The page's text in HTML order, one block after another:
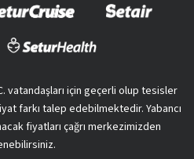
vatandaşları için geçerli olup tesisler
farkı talep edebilmektedir. Yabancı
fiyatları çağrı merkezimizden